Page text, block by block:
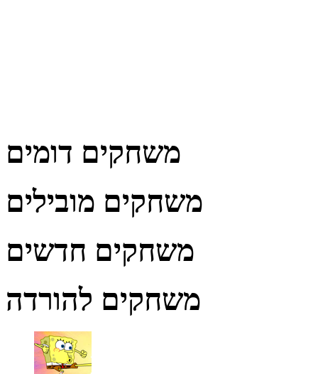
משחקים דומים
משחקים מובילים
משחקים חדשים
משחקים להורדה